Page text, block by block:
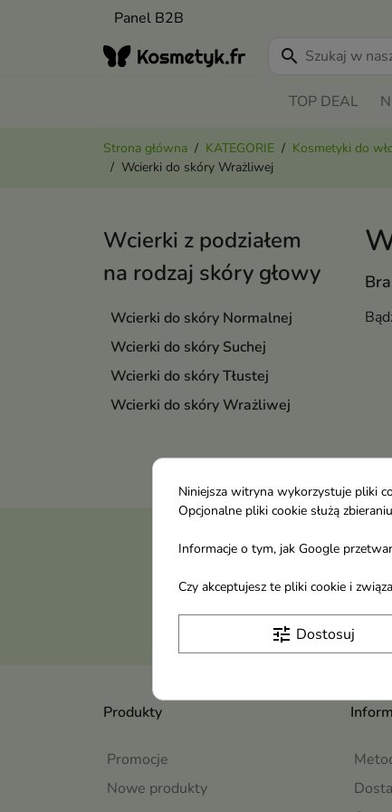
Panel B2B
search
TOP DEAL
Strona główna KATEGORIE Kosmetyki do
Wcierki do skóry Wrażliwej
Wcierki z podziałem
na rodzaj skóry głowy
Wcierki do skóry Normalnej
Wcierki do skóry Suchej
Wcierki do skóry Tłustej
Wcierki do skóry Wrażliwej
Otrzymuj
Produkty
Promocje
Nowe produkty
Niniejsza witryna wykorzystuje pliki
Opcjonalne pliki cookie służą
Informacje o tym, jak Google
Czy akceptujesz te pliki cookie i
tune Dostosuj